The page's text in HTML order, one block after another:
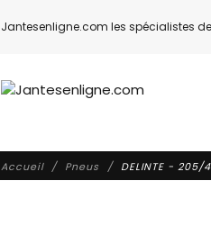
Jantesenligne.com les spécialistes
Accueil Pneus DELINTE - 205/